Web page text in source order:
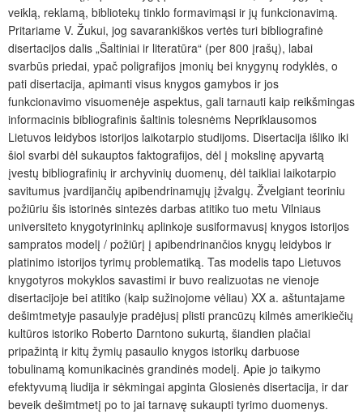
veiklą, reklamą, bibliotekų tinklo formavimąsi ir jų funkcionavimą.
Pritariame V. Žukui, jog savarankiškos vertės turi bibliografinė
disertacijos dalis „Šaltiniai ir literatūra“ (per 800 įrašų), labai
svarbūs priedai, ypač poligrafijos įmonių bei knygynų rodyklės, o
pati disertacija, apimanti visus knygos gamybos ir jos
funkcionavimo visuomenėje aspektus, gali tarnauti kaip reikšmingas
informacinis bibliografinis šaltinis tolesnėms Nepriklausomos
Lietuvos leidybos istorijos laikotarpio studijoms. Disertacija išliko iki
šiol svarbi dėl sukauptos faktografijos, dėl į mokslinę apyvartą
įvestų bibliografinių ir archyvinių duomenų, dėl taikliai laikotarpio
savitumus įvardijančių apibendrinamųjų įžvalgų. Žvelgiant teoriniu
požiūriu šis istorinės sintezės darbas atitiko tuo metu Vilniaus
universiteto knygotyrininkų aplinkoje susiformavusį knygos istorijos
sampratos modelį / požiūrį į apibendrinančios knygų leidybos ir
platinimo istorijos tyrimų problematiką. Tas modelis tapo Lietuvos
knygotyros mokyklos savastimi ir buvo realizuotas ne vienoje
disertacijoje bei atitiko (kaip sužinojome vėliau) XX a. aštuntajame
dešimtmetyje pasaulyje pradėjusį plisti prancūzų kilmės amerikiečių
kultūros istoriko Roberto Darntono sukurtą, šiandien plačiai
pripažintą ir kitų žymių pasaulio knygos istorikų darbuose
tobulinamą komunikacinės grandinės modelį. Apie jo taikymo
efektyvumą liudija ir sėkmingai apginta Glosienės disertacija, ir dar
beveik dešimtmetį po to jai tarnavę sukaupti tyrimo duomenys.